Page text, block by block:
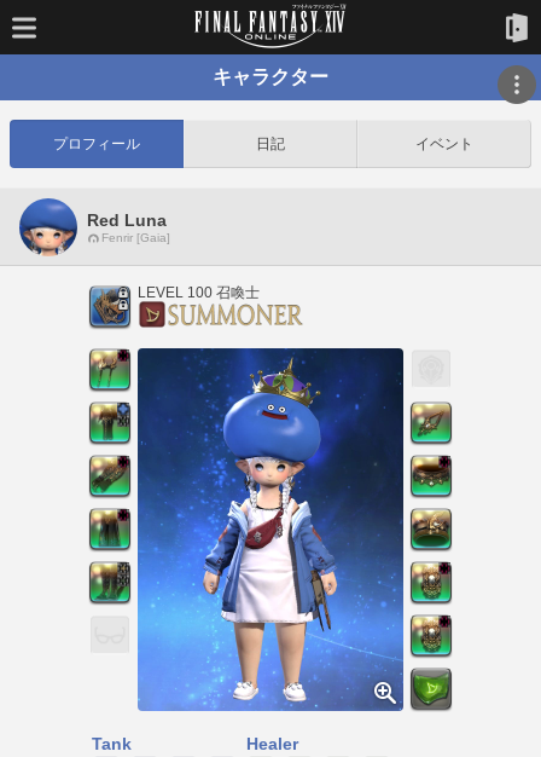
キャラクター
プロフィール 日記 イベント
Red Luna
Fenrir [Gaia]
LEVEL 100 召喚士
Tank Healer